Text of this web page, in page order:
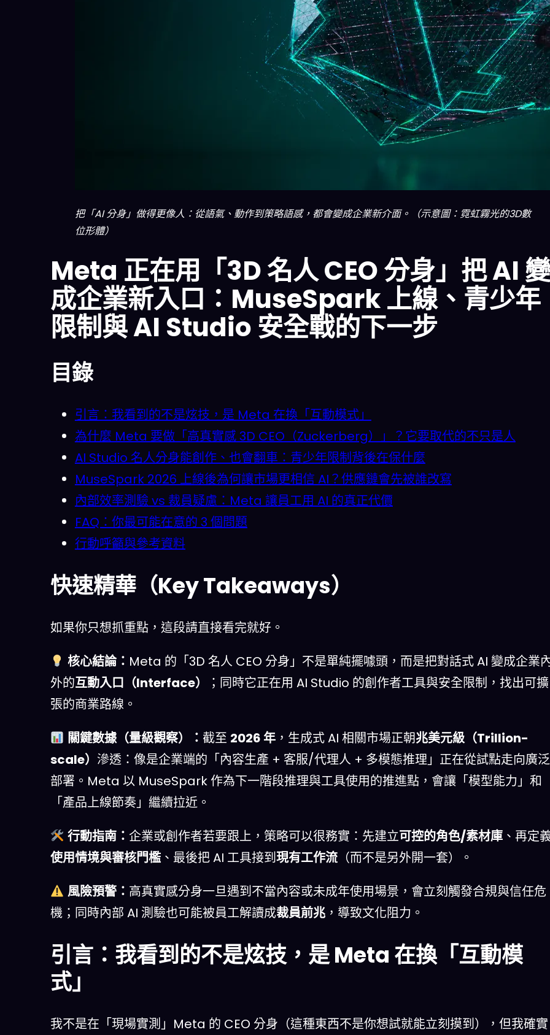
把「AI 分身」做得更像人：從語氣、動作到策略語感，都會變成企業新介面。（示意圖：霓虹霧光的3D數
位形體）
Meta 正在用「3D 名人 CEO 分身」把 AI 變
成企業新入口：MuseSpark 上線、青少年
限制與 AI Studio 安全戰的下一步
目錄
引言：我看到的不是炫技，是 Meta 在換「互動模式」
為什麼 Meta 要做「高真實感 3D CEO（Zuckerberg）」？它要取代的不只是人
AI Studio 名人分身能創作、也會翻車：青少年限制背後在保什麼
MuseSpark 2026 上線後為何讓市場更相信 AI？供應鏈會先被誰改寫
內部效率測驗 vs 裁員疑慮：Meta 讓員工用 AI 的真正代價
FAQ：你最可能在意的 3 個問題
行動呼籲與參考資料
快速精華（Key Takeaways）
如果你只想抓重點，這段請直接看完就好。
核心結論： Meta 的「3D 名人 CEO 分身」不是單純擺噱頭，而是把對話式 AI 變成企業
外的互動入口（Interface）
；同時它正在用 AI Studio 的創作者工具與安全限制，找出可擴
張的商業路線。
關鍵數據（量級觀察）： 截至 2026 年，生成式 AI 相關市場正朝兆美元級（Trillion-
scale） 滲透：像是企業端的「內容生產 + 客服/代理人 + 多模態推理」正在從試點走向廣泛
部署。Meta 以 MuseSpark 作為下一階段推理與工具使用的推進點，會讓「模型能力」和
「產品上線節奏」繼續拉近。
行動指南： 企業或創作者若要跟上，策略可以很務實：先建立可控的角色/素材庫、再定
使用情境與審核門檻、最後把 AI 工具接到現有工作流（而不是另外開一套）。
風險預警： 高真實感分身一旦遇到不當內容或未成年使用場景，會立刻觸發合規與信任危
機；同時內部 AI 測驗也可能被員工解讀成裁員前兆，導致文化阻力。
引言：我看到的不是炫技，是 Meta 在換「互動模
式」
我不是在「現場實測」Meta 的 CEO 分身（這種東西不是你想試就能立刻摸到），但我確實